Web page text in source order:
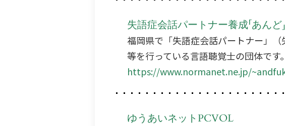
失語症会話パートナー養成「あんど」
福岡県で「失語症会話パートナー」
等を行っている言語聴覚士の団体です。
https://www.normanet.ne.jp/
ゆうあいネットPCVOL